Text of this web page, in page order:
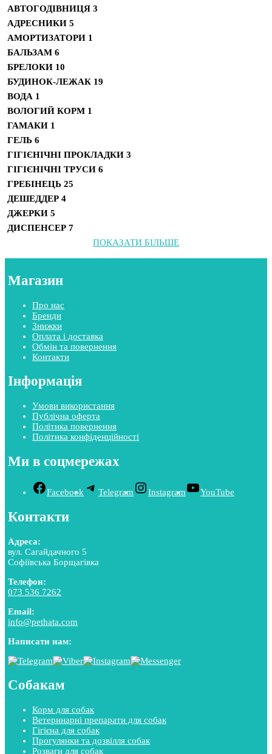
АВТОГОДІВНИЦЯ 3
АДРЕСНИКИ 5
АМОРТИЗАТОРИ 1
БАЛЬЗАМ 6
БРЕЛОКИ 10
БУДИНОК-ЛЕЖАК 19
ВОДА 1
ВОЛОГИЙ КОРМ 1
ГАМАКИ 1
ГЕЛЬ 6
ГІГІЄНІЧНІ ПРОКЛАДКИ 3
ГІГІЄНІЧНІ ТРУСИ 6
ГРЕБІНЕЦЬ 25
ДЕШЕДДЕР 4
ДЖЕРКИ 5
ДИСПЕНСЕР 7
ПОКАЗАТИ БІЛЬШЕ
Магазин
Про нас
Бренди
Знижки
Оплата і доставка
Обмін та повернення
Контакти
Інформація
Умови використання
Публічна оферта
Політика повернення
Політика конфіденційності
Ми в соцмережах
Facebook Telegram Instagram YouTube
Контакти
Адреса:
вул. Сагайдачного 5
Софіївська Борщагівка
Телефон:
073 536 7262
Email:
info@pethata.com
Написати нам:
Собакам
Корм для собак
Ветеринарні препарати для собак
Гігієна для собак
Прогулянки та дозвілля собак
Розваги для собак